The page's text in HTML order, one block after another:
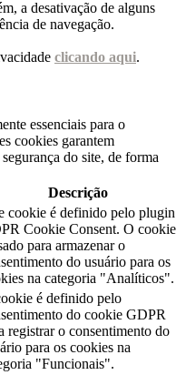
a desativação de alguns
de navegação.
clicando aqui.
essenciais para o
cookies garantem
do site, de forma
Descrição
cookie é definido pelo plugin
Cookie Consent. O cookie
para armazenar o
do usuário para os
na categoria "Analíticos".
é definido pelo
do cookie GDPR
registrar o consentimento do
para os cookies na
"Funcionais".